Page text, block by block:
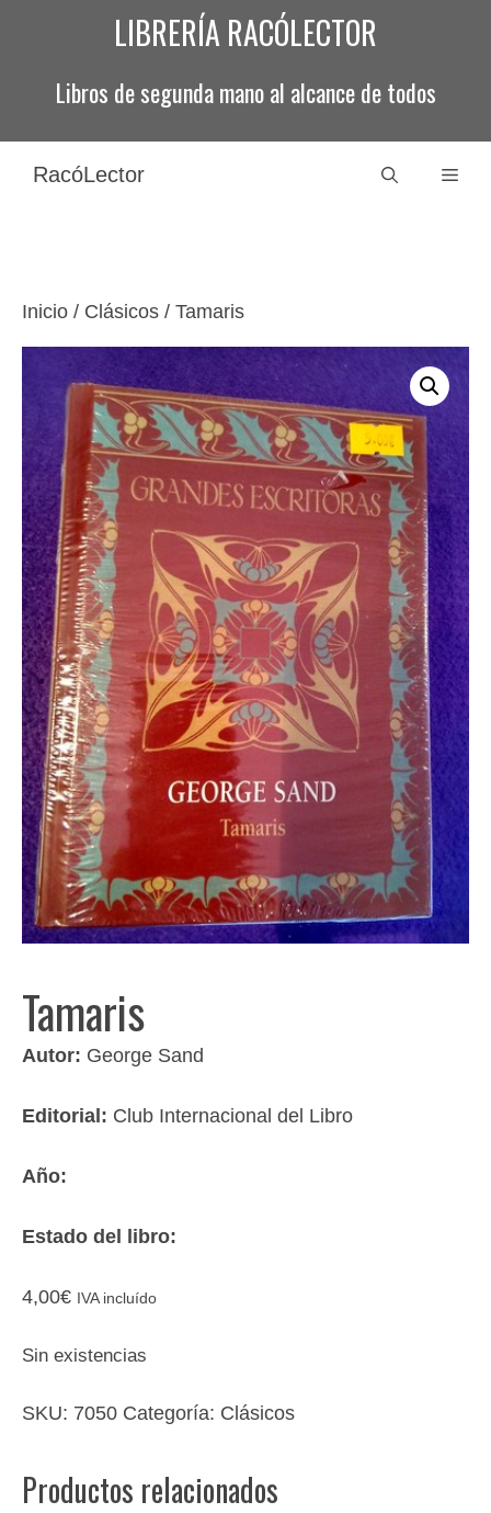
LIBRERÍA RACÓLECTOR
Libros de segunda mano al alcance de todos
RacóLector
Inicio / Clásicos / Tamaris
Tamaris
Autor: George Sand
Editorial: Club Internacional del Libro
Año:
Estado del libro:
4,00€ IVA incluído
Sin existencias
SKU: 7050 Categoría: Clásicos
Productos relacionados